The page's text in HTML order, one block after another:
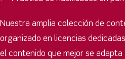
Nuestra amplia colección de
organizado en licencias
el contenido que mejor se adapta